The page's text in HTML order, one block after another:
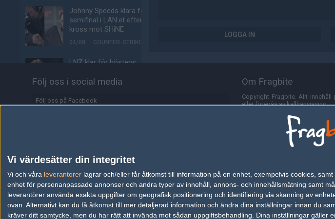
Vi värdesätter din integritet
Vi och våra leverantorer lagrar och/eller får åtkomst till information på en enhet, exempelvis cookies,
enhet för personanpassade annonser och andra typer av innehåll, annons- och innehållsmätning samt
leverantörer använda exakta uppgifter om geografisk positionering och identifiering via skanning av
ovan. Alternativt kan du få åtkomst till mer detaljerad information och ändra dina inställningar innan du
kräver ditt samtycke, men du har rätt att invända mot sådan uppgiftsbehandling. Dina inställningar
Johnny Speeds klara för
semifinal i LAN:et efter
kross mot SHiNE
04/08 COUNTER-STRIKE
LNZ klar för höstens
04/08 COUNTER-STRIKE
Biljetterna till Majorn i
slutspel – skickar hem
Metizport från Stake
Pulse
03/08 COUNTER-STRIKE
Majorvinnaren lämnar
äntligen VP – ute på fria
LOGGA IN
Följ oss i social media
Följ oss på Facebook
Information
Annonsering
Copyright och Privacy Policy
Om Fragbite
Copyright Fragbite. Allt
eller föregås av källhänvisning.
Alla åsikter uttryckta på
Programmering och design av
Fragbite använder cookies för
omröstningar och för att föra
besöka Fragbite. Den här
Annonsering